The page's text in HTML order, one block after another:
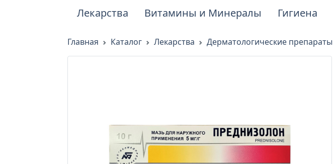
Лекарства Витамины и Минералы Гигиена
Главная Каталог Лекарства Дерматологические препараты